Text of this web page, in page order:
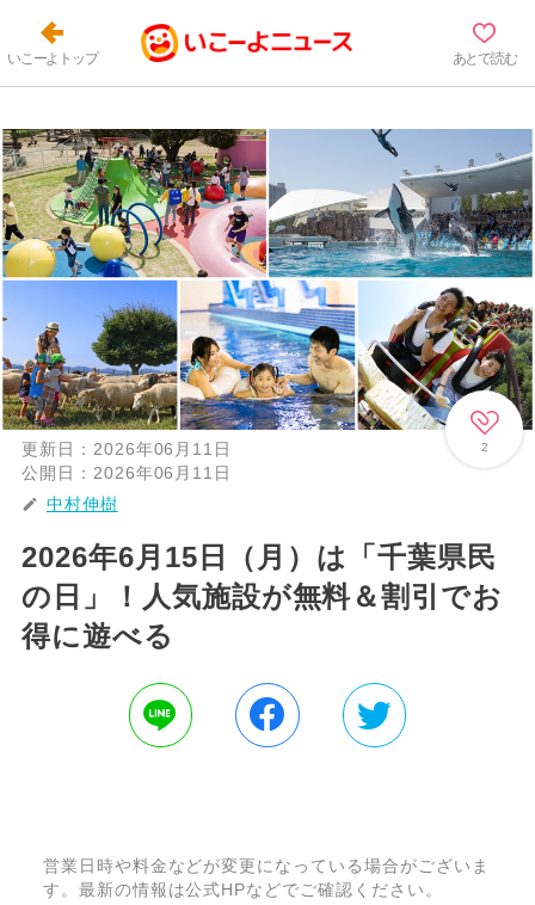
いこーよトップ あとで読む
2
更新日： 2026年06月11日
公開日： 2026年06月11日
中村伸樹
2026年6月15日（月）は「千葉県民
の日」！人気施設が無料＆割引でお
得に遊べる
営業日時や料金などが変更になっている場合がございま
す。最新の情報は公式HPなどでご確認ください。